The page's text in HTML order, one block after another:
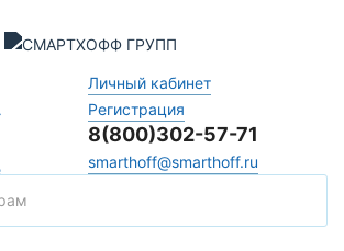
Личный кабинет
Регистрация
8(800)302-57-71
smarthoff@smarthoff.ru